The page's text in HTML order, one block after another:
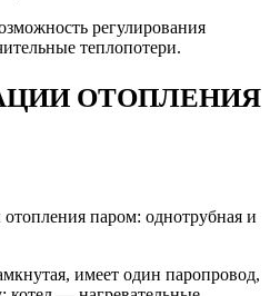
регулирования
теплопотери.
ОТОПЛЕНИЯ
паром: однотрубная и
имеет один паропровод,